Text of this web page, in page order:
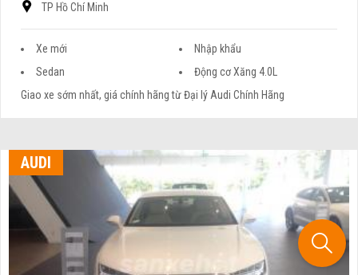
TP Hồ Chí Minh
Xe mới
Nhập khẩu
Sedan
Động cơ Xăng 4.0L
Giao xe sớm nhất, giá chính hãng từ Đại lý Audi Chính Hãng
AUDI